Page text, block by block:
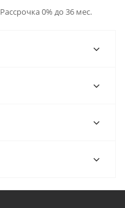
Рассрочка 0% до 36 мес.